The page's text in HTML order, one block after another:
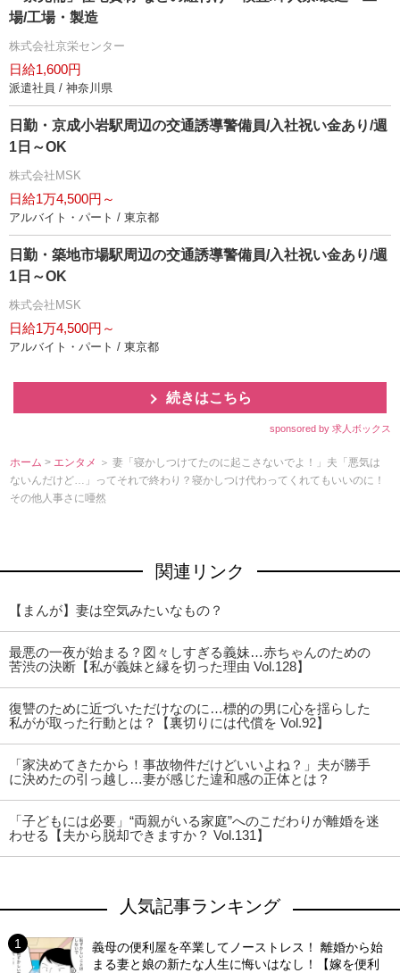
場/工場・製造
株式会社京栄センター
日給1,600円
派遣社員 / 神奈川県
日勤・京成小岩駅周辺の交通誘導警備員/入社祝い金あり/週
1日～OK
株式会社MSK
日給1万4,500円～
アルバイト・パート / 東京都
日勤・築地市場駅周辺の交通誘導警備員/入社祝い金あり/週
1日～OK
株式会社MSK
日給1万4,500円～
アルバイト・パート / 東京都
続きはこちら
sponsored by 求人ボックス
ホーム > エンタメ ＞ 妻「寝かしつけてたのに起こさないでよ！」夫「悪気は
ないんだけど…」ってそれで終わり？寝かしつけ代わってくれてもいいのに！
その他人事さに唖然
関連リンク
【まんが】妻は空気みたいなもの？
最悪の一夜が始まる？図々しすぎる義妹…赤ちゃんのための
苦渋の決断【私が義妹と縁を切った理由 Vol.128】
復讐のために近づいただけなのに…標的の男に心を揺らした
私がが取った行動とは？【裏切りには代償を Vol.92】
「家決めてきたから！事故物件だけどいいよね？」夫が勝手
に決めたの引っ越し…妻が感じた違和感の正体とは？
「子どもには必要」“両親がいる家庭”へのこだわりが離婚を迷
わせる【夫から脱却できますか？ Vol.131】
人気記事ランキング
義母の便利屋を卒業してノーストレス！ 離婚から始
まる妻と娘の新たな人生に悔いはなし！【嫁を便利